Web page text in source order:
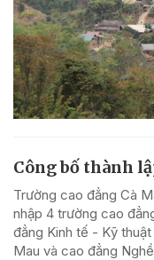
Công bố thành
Trường cao đẳng Cà
nhập 4 trường cao
đẳng Kinh tế - Kỹ
Mau và cao đẳng